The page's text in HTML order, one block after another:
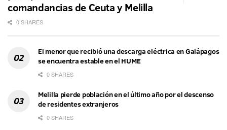
comandancias de Ceuta y Melilla
0 SHARES
El menor que recibió una descarga eléctrica en Galápagos
se encuentra estable en el HUME
0 SHARES
Melilla pierde población en el último año por el descenso
de residentes extranjeros
0 SHARES